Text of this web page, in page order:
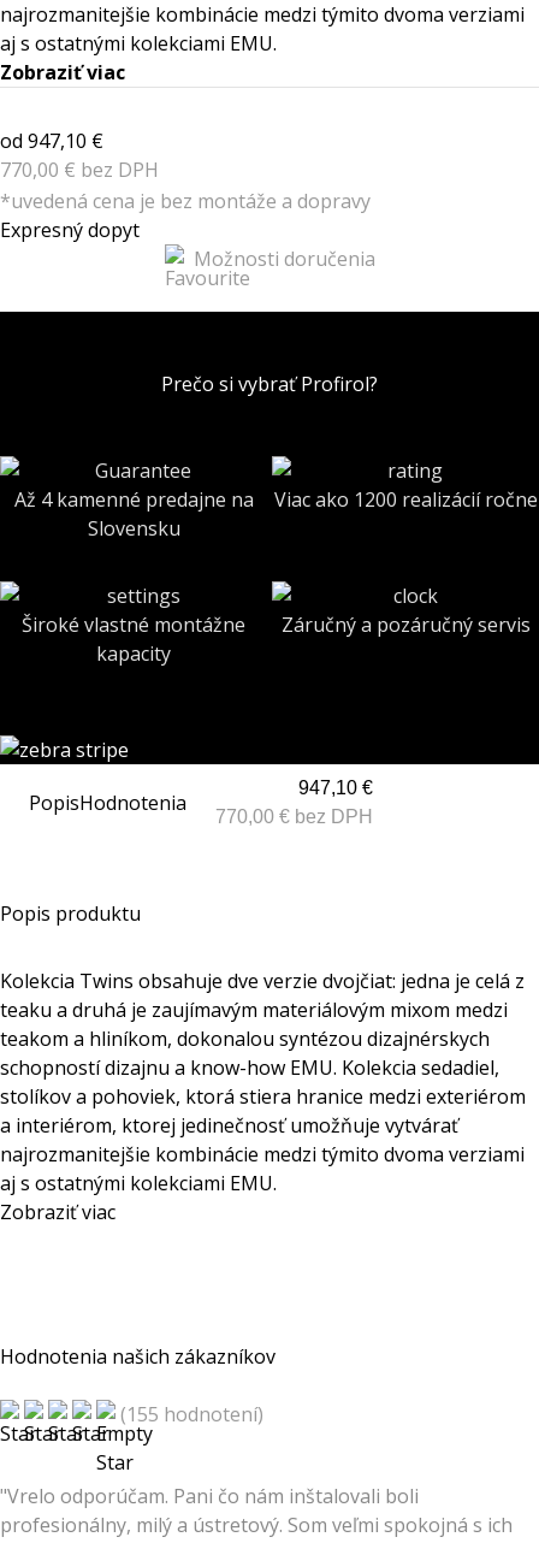
najrozmanitejšie kombinácie medzi týmito dvoma verziami
aj s ostatnými kolekciami EMU.
Zobraziť viac
od 947,10 €
770,00 € bez DPH
*uvedená cena je bez montáže a dopravy
Expresný dopyt
Možnosti doručenia
Prečo si vybrať Profirol?
Až 4 kamenné predajne na
Slovensku
Viac ako 1200 realizácií ročne
Široké vlastné montážne
kapacity
Záručný a pozáručný servis
PopisHodnotenia
947,10 €
770,00 € bez DPH
Popis produktu
Kolekcia Twins obsahuje dve verzie dvojčiat: jedna je celá z
teaku a druhá je zaujímavým materiálovým mixom medzi
teakom a hliníkom, dokonalou syntézou dizajnérskych
schopností dizajnu a know-how EMU. Kolekcia sedadiel,
stolíkov a pohoviek, ktorá stiera hranice medzi exteriérom
a interiérom, ktorej jedinečnosť umožňuje vytvárať
najrozmanitejšie kombinácie medzi týmito dvoma verziami
aj s ostatnými kolekciami EMU.
Zobraziť viac
Hodnotenia našich zákazníkov
(155 hodnotení)
"Vrelo odporúčam. Pani čo nám inštalovali boli
profesionálny, milý a ústretový. Som veľmi spokojná s ich